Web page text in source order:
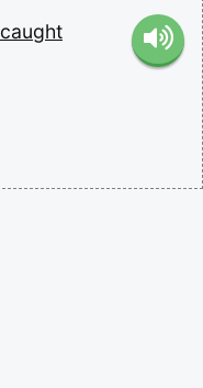
caught